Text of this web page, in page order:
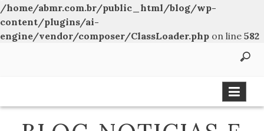
/home/abmr.com.br/public_html/blog/wp-
content/plugins/ai-
engine/vendor/composer/ClassLoader.php on line 582